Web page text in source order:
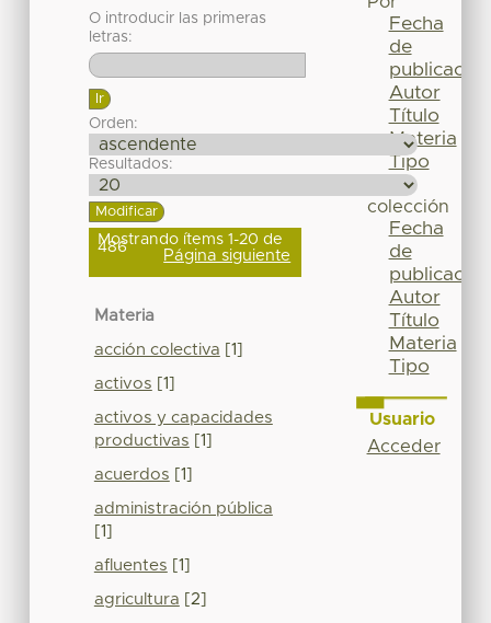
O introducir las primeras
letras:
Orden:
Resultados:
Mostrando ítems 1-20 de
486 Página siguiente
Materia
acción colectiva [1]
activos [1]
activos y capacidades
productivas [1]
acuerdos [1]
administración pública
[1]
afluentes [1]
agricultura [2]
Fecha
de
publicación
Autor
Título
Materia
Tipo
colección
Fecha
de
publicación
Autor
Título
Materia
Tipo
Usuario
Acceder